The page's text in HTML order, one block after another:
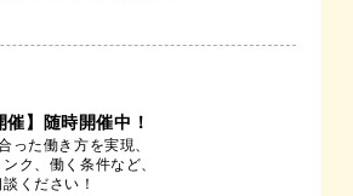
催】随時開催中！
った働き方を実現、
ク、働く条件など、
ください！